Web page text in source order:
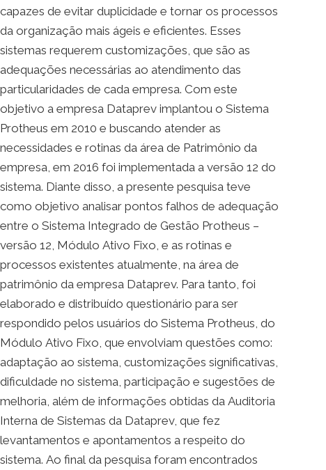
capazes de evitar duplicidade e tornar os processos
da organização mais ágeis e eficientes. Esses
sistemas requerem customizações, que são as
adequações necessárias ao atendimento das
particularidades de cada empresa. Com este
objetivo a empresa Dataprev implantou o Sistema
Protheus em 2010 e buscando atender as
necessidades e rotinas da área de Patrimônio da
empresa, em 2016 foi implementada a versão 12 do
sistema. Diante disso, a presente pesquisa teve
como objetivo analisar pontos falhos de adequação
entre o Sistema Integrado de Gestão Protheus –
versão 12, Módulo Ativo Fixo, e as rotinas e
processos existentes atualmente, na área de
patrimônio da empresa Dataprev. Para tanto, foi
elaborado e distribuído questionário para ser
respondido pelos usuários do Sistema Protheus, do
Módulo Ativo Fixo, que envolviam questões como:
adaptação ao sistema, customizações significativas,
dificuldade no sistema, participação e sugestões de
melhoria, além de informações obtidas da Auditoria
Interna de Sistemas da Dataprev, que fez
levantamentos e apontamentos a respeito do
sistema. Ao final da pesquisa foram encontrados